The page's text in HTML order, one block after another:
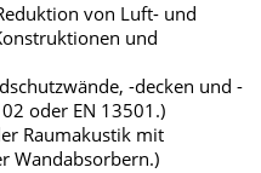
von Luft- und
und
-decken und -
oder EN 13501.)
Raumakustik mit
Wandabsorbern.)